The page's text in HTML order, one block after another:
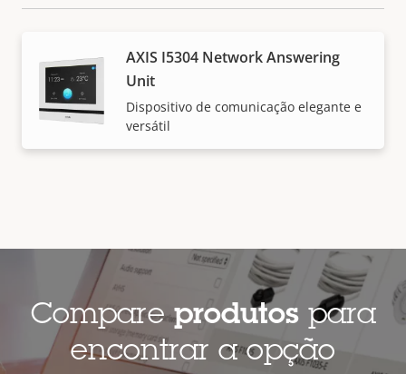
AXIS I5304 Network Answering
Unit
Dispositivo de comunicação elegante e
versátil
Compareprodutospara
encontrar a opção